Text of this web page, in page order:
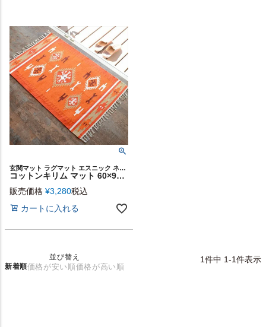
玄関マット ラグマット エスニック ネイティブ コットンキリム
コットンキリム マット 60×90cm [Gタイプ] (31130)【生活雑貨のELEMENTS本店】
販売価格 ¥3,280税込
カートに入れる
並び替え
新着順価格が安い順価格が高い順
1件中 1-1件表示